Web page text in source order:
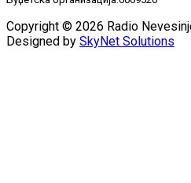
Copyright © 2026 Radio
Designed by SkyNet Solutions